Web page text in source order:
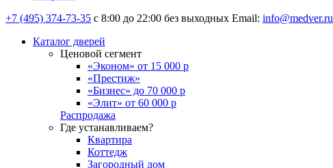
+7 (495) 374-73-35 с 8:00 до 22:00 без выходных Email: info@medver.ru
Каталог дверей
Ценовой сегмент
«Эконом» от 15 000 р
«Престиж»
«Бизнес» до 70 000 р
«Элит» от 60 000 р
Распродажа
Где устанавливаем?
Квартира
Коттедж
Загородный дом